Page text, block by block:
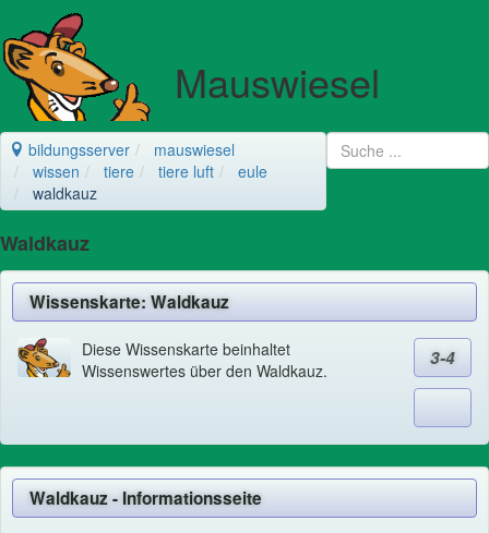
Mauswiesel
bildungsserver
mauswiesel
wissen
tiere tiere luft
eule
waldkauz
Waldkauz
Wissenskarte: Waldkauz
Diese Wissenskarte beinhaltet
Wissenswertes über den Waldkauz.
3-4
Waldkauz - Informationsseite